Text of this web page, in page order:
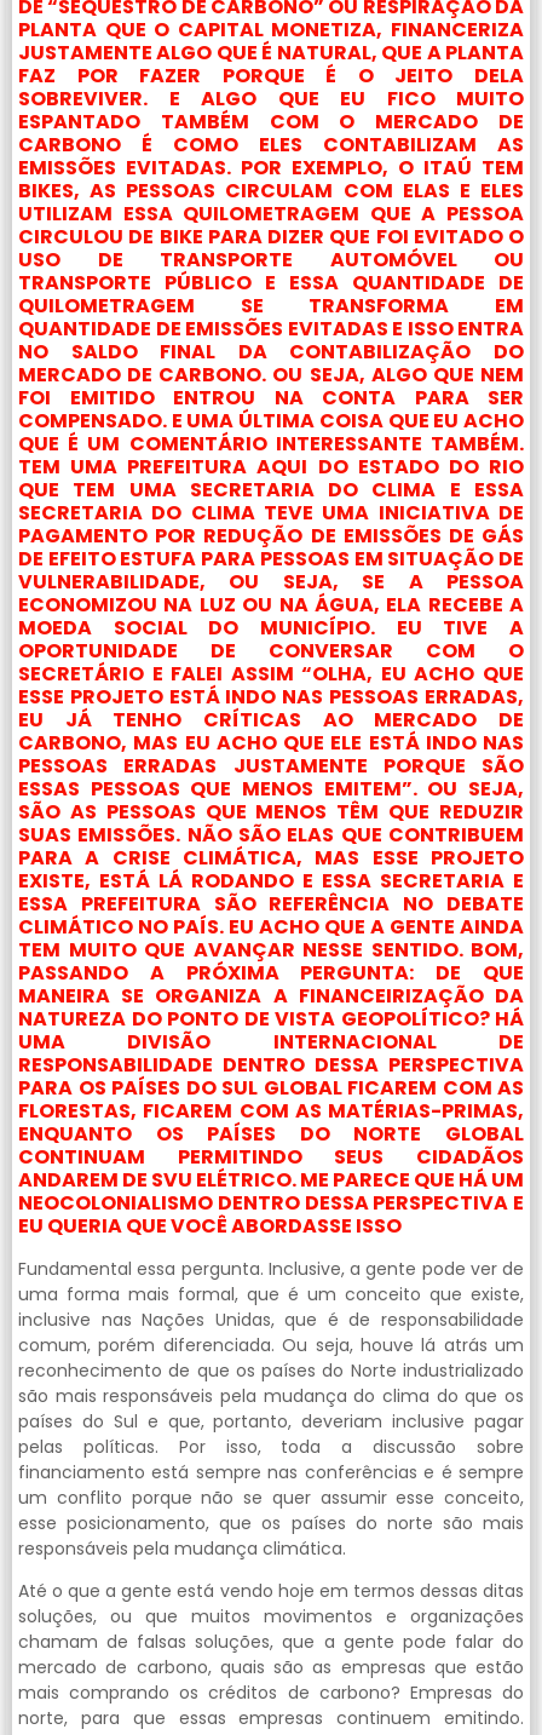
DE “SEQUESTRO DE CARBONO” OU RESPIRAÇÃO DA
PLANTA QUE O CAPITAL MONETIZA, FINANCERIZA
JUSTAMENTE ALGO QUE É NATURAL, QUE A PLANTA
FAZ POR FAZER PORQUE É O JEITO DELA
SOBREVIVER. E ALGO QUE EU FICO MUITO
ESPANTADO TAMBÉM COM O MERCADO DE
CARBONO É COMO ELES CONTABILIZAM AS
EMISSÕES EVITADAS. POR EXEMPLO, O ITAÚ TEM
BIKES, AS PESSOAS CIRCULAM COM ELAS E ELES
UTILIZAM ESSA QUILOMETRAGEM QUE A PESSOA
CIRCULOU DE BIKE PARA DIZER QUE FOI EVITADO O
USO DE TRANSPORTE AUTOMÓVEL OU
TRANSPORTE PÚBLICO E ESSA QUANTIDADE DE
QUILOMETRAGEM SE TRANSFORMA EM
QUANTIDADE DE EMISSÕES EVITADAS E ISSO ENTRA
NO SALDO FINAL DA CONTABILIZAÇÃO DO
MERCADO DE CARBONO. OU SEJA, ALGO QUE NEM
FOI EMITIDO ENTROU NA CONTA PARA SER
COMPENSADO. E UMA ÚLTIMA COISA QUE EU ACHO
QUE É UM COMENTÁRIO INTERESSANTE TAMBÉM.
TEM UMA PREFEITURA AQUI DO ESTADO DO RIO
QUE TEM UMA SECRETARIA DO CLIMA E ESSA
SECRETARIA DO CLIMA TEVE UMA INICIATIVA DE
PAGAMENTO POR REDUÇÃO DE EMISSÕES DE GÁS
DE EFEITO ESTUFA PARA PESSOAS EM SITUAÇÃO DE
VULNERABILIDADE, OU SEJA, SE A PESSOA
ECONOMIZOU NA LUZ OU NA ÁGUA, ELA RECEBE A
MOEDA SOCIAL DO MUNICÍPIO. EU TIVE A
OPORTUNIDADE DE CONVERSAR COM O
SECRETÁRIO E FALEI ASSIM “OLHA, EU ACHO QUE
ESSE PROJETO ESTÁ INDO NAS PESSOAS ERRADAS,
EU JÁ TENHO CRÍTICAS AO MERCADO DE
CARBONO, MAS EU ACHO QUE ELE ESTÁ INDO NAS
PESSOAS ERRADAS JUSTAMENTE PORQUE SÃO
ESSAS PESSOAS QUE MENOS EMITEM”. OU SEJA,
SÃO AS PESSOAS QUE MENOS TÊM QUE REDUZIR
SUAS EMISSÕES. NÃO SÃO ELAS QUE CONTRIBUEM
PARA A CRISE CLIMÁTICA, MAS ESSE PROJETO
EXISTE, ESTÁ LÁ RODANDO E ESSA SECRETARIA E
ESSA PREFEITURA SÃO REFERÊNCIA NO DEBATE
CLIMÁTICO NO PAÍS. EU ACHO QUE A GENTE AINDA
TEM MUITO QUE AVANÇAR NESSE SENTIDO. BOM,
PASSANDO A PRÓXIMA PERGUNTA: DE QUE
MANEIRA SE ORGANIZA A FINANCEIRIZAÇÃO DA
NATUREZA DO PONTO DE VISTA GEOPOLÍTICO? HÁ
UMA DIVISÃO INTERNACIONAL DE
RESPONSABILIDADE DENTRO DESSA PERSPECTIVA
PARA OS PAÍSES DO SUL GLOBAL FICAREM COM AS
FLORESTAS, FICAREM COM AS MATÉRIAS-PRIMAS,
ENQUANTO OS PAÍSES DO NORTE GLOBAL
CONTINUAM PERMITINDO SEUS CIDADÃOS
ANDAREM DE SVU ELÉTRICO. ME PARECE QUE HÁ UM
NEOCOLONIALISMO DENTRO DESSA PERSPECTIVA E
EU QUERIA QUE VOCÊ ABORDASSE ISSO
Fundamental essa pergunta. Inclusive, a gente pode ver de
uma forma mais formal, que é um conceito que existe,
inclusive nas Nações Unidas, que é de responsabilidade
comum, porém diferenciada. Ou seja, houve lá atrás um
reconhecimento de que os países do Norte industrializado
são mais responsáveis pela mudança do clima do que os
países do Sul e que, portanto, deveriam inclusive pagar
pelas políticas. Por isso, toda a discussão sobre
financiamento está sempre nas conferências e é sempre
um conflito porque não se quer assumir esse conceito,
esse posicionamento, que os países do norte são mais
responsáveis pela mudança climática.
Até o que a gente está vendo hoje em termos dessas ditas
soluções, ou que muitos movimentos e organizações
chamam de falsas soluções, que a gente pode falar do
mercado de carbono, quais são as empresas que estão
mais comprando os créditos de carbono? Empresas do
norte, para que essas empresas continuem emitindo.